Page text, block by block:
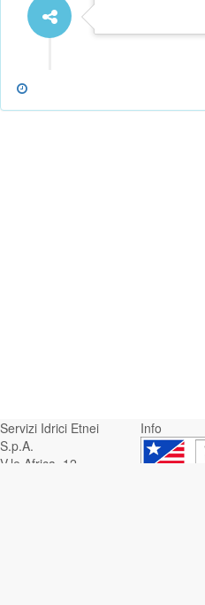
Servizi Idrici Etnei
S.p.A.
V.le Africa, 12 -
Info